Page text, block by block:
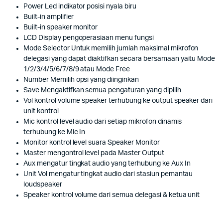
Power Led indikator posisi nyala biru
Built-in amplifier
Built-in speaker monitor
LCD Display pengoperasiaan menu fungsi
Mode Selector Untuk memilih jumlah maksimal mikrofon
delegasi yang dapat diaktifkan secara bersamaan yaitu Mode
1/2/3/4/5/6/7/8/9 atau Mode Free
Number Memilih opsi yang diinginkan
Save Mengaktifkan semua pengaturan yang dipilih
Vol kontrol volume speaker terhubung ke output speaker dari
unit kontrol
Mic kontrol level audio dari setiap mikrofon dinamis
terhubung ke Mic In
Monitor kontrol level suara Speaker Monitor
Master mengontrol level pada Master Output
Aux mengatur tingkat audio yang terhubung ke Aux In
Unit Vol mengatur tingkat audio dari stasiun pemantau
loudspeaker
Speaker kontrol volume dari semua delegasi & ketua unit